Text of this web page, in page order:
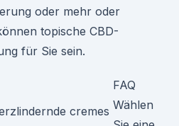
oder mehr oder
topische CBD-
für Sie sein.
FAQ
Wählen